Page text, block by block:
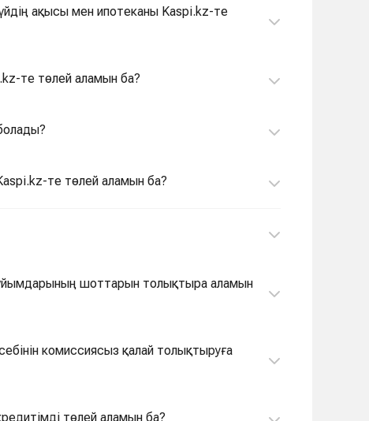
ақысы мен ипотеканы Kaspi.kz-те
те төлей аламын ба?
те төлей аламын ба?
шоттарын толықтыра аламын
комиссиясыз қалай толықтыруға
төлей аламын ба?